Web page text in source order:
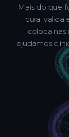
Mais do que
cura,
coloca nas
ajudamos